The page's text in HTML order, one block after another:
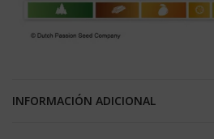
INFORMACIÓN ADICIONAL